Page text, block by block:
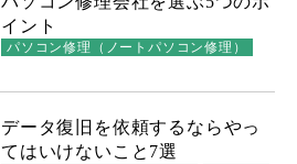
イント
パソコン修理（ノートパソコン修理）
データ復旧を依頼するならやっ
てはいけないこと7選